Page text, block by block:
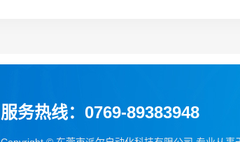
服务热线：0769-89383948